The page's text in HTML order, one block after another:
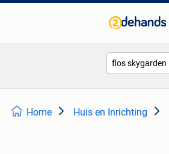
Home Huis en Inrichting